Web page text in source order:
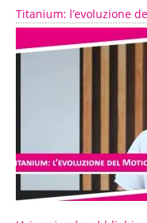
Titanium: l’evoluzione